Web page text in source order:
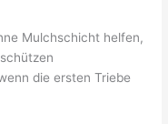
Mulchschicht helfen,
die ersten Triebe